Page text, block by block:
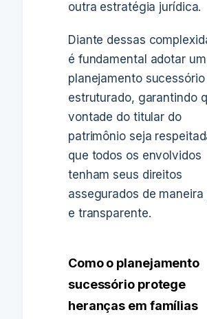
outra estratégia jurídica.
Diante dessas
é fundamental adotar um
planejamento sucessório
estruturado, garantindo
vontade do titular do
patrimônio seja
que todos os envolvidos
tenham seus direitos
assegurados de maneira
e transparente.
Como o planejamento
sucessório protege
heranças em famílias